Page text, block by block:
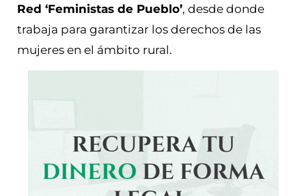
Red ‘Feministas de Pueblo’, desde donde
trabaja para garantizar los derechos de las
mujeres en el ámbito rural.